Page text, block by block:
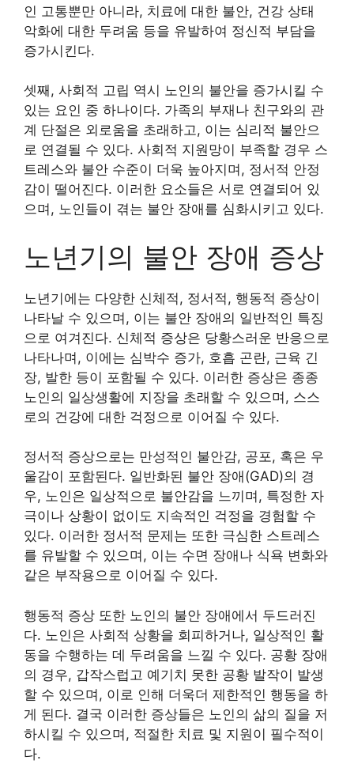
인 고통뿐만 아니라, 치료에 대한 불안, 건강 상태
악화에 대한 두려움 등을 유발하여 정신적 부담을
증가시킨다.
셋째, 사회적 고립 역시 노인의 불안을 증가시킬 수
있는 요인 중 하나이다. 가족의 부재나 친구와의 관
계 단절은 외로움을 초래하고, 이는 심리적 불안으
로 연결될 수 있다. 사회적 지원망이 부족할 경우 스
트레스와 불안 수준이 더욱 높아지며, 정서적 안정
감이 떨어진다. 이러한 요소들은 서로 연결되어 있
으며, 노인들이 겪는 불안 장애를 심화시키고 있다.
노년기의 불안 장애 증상
노년기에는 다양한 신체적, 정서적, 행동적 증상이
나타날 수 있으며, 이는 불안 장애의 일반적인 특징
으로 여겨진다. 신체적 증상은 당황스러운 반응으로
나타나며, 이에는 심박수 증가, 호흡 곤란, 근육 긴
장, 발한 등이 포함될 수 있다. 이러한 증상은 종종
노인의 일상생활에 지장을 초래할 수 있으며, 스스
로의 건강에 대한 걱정으로 이어질 수 있다.
정서적 증상으로는 만성적인 불안감, 공포, 혹은 우
울감이 포함된다. 일반화된 불안 장애(GAD)의 경
우, 노인은 일상적으로 불안감을 느끼며, 특정한 자
극이나 상황이 없이도 지속적인 걱정을 경험할 수
있다. 이러한 정서적 문제는 또한 극심한 스트레스
를 유발할 수 있으며, 이는 수면 장애나 식욕 변화와
같은 부작용으로 이어질 수 있다.
행동적 증상 또한 노인의 불안 장애에서 두드러진
다. 노인은 사회적 상황을 회피하거나, 일상적인 활
동을 수행하는 데 두려움을 느낄 수 있다. 공황 장애
의 경우, 갑작스럽고 예기치 못한 공황 발작이 발생
할 수 있으며, 이로 인해 더욱더 제한적인 행동을 하
게 된다. 결국 이러한 증상들은 노인의 삶의 질을 저
하시킬 수 있으며, 적절한 치료 및 지원이 필수적이
다.